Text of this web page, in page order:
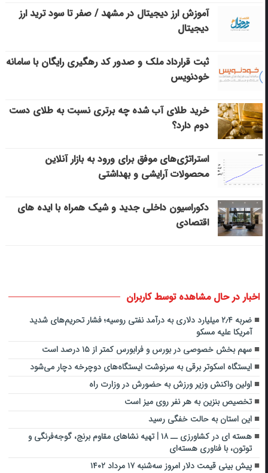
آموزش ارز دیجیتال در مشهد / صفر تا سود ترید ارز
دیجیتال
ثبت قرارداد ملک و صدور کد رهگیری رایگان با سامانه
خودنویس
خرید طلای آب شده چه برتری نسبت به طلای دست
دوم دارد؟
استراتژی‌های موفق برای ورود به بازار آنلاین
محصولات آرایشی و بهداشتی
دکوراسیون داخلی جدید و شیک همراه با ایده های
اقتصادی
اخبار در حال مشاهده توسط کاربران
ضربه ۲٫۴ میلیارد دلاری به درآمد نفتی روسیه؛ فشار تحریم‌های شدید
آمریکا علیه مسکو
سهم بخش خصوصی در بورس و فرابورس کمتر از ۱۵ درصد است
ایستگاه اسکوتر برقی به سرنوشت ایستگاه‌های دوچرخه دچار می‌شود
اولین واکنش وزیر ورزش به حضورش در وزارت راه
تخصیص بنزین به هر نفر روی میز است
این استان به حالت خفگی رسید
هسته ای در کشاورزی ــ ۱۸ | تهیه نشاهای مقاوم برنج، گوجه‌فرنگی و
توتون، با فناوری هسته‌ای
پیش بینی قیمت دلار امروز سه‌شنبه ۱۷ مرداد ۱۴۰۲